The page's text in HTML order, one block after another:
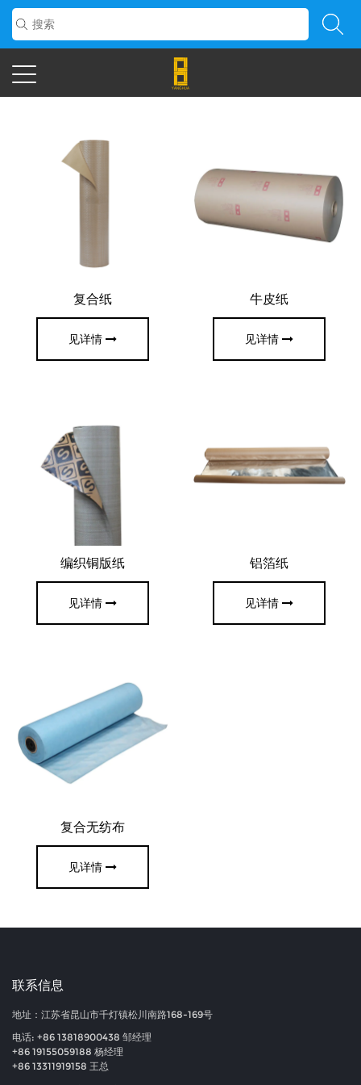
复合纸
见详情
牛皮纸
见详情
编织铜版纸
见详情
铝箔纸
见详情
复合无纺布
见详情
联系信息
地址：江苏省昆山市千灯镇松川南路168-169号
电话: +86 13818900438 邹经理
+86 19155059188 杨经理
+86 13311919158 王总